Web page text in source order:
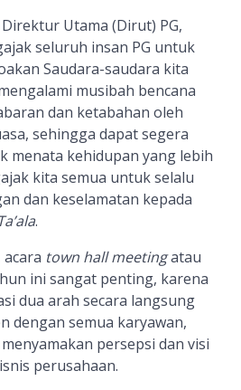
Utama (Dirut) PG,
seluruh insan PG untuk
Saudara-saudara kita
musibah bencana
dan ketabahan oleh
sehingga dapat segera
menata kehidupan yang lebih
kita semua untuk selalu
dan keselamatan kepada
.
town hall meetingatau
ini sangat penting, karena
dua arah secara langsung
dengan semua karyawan,
persepsi dan visi
perusahaan.